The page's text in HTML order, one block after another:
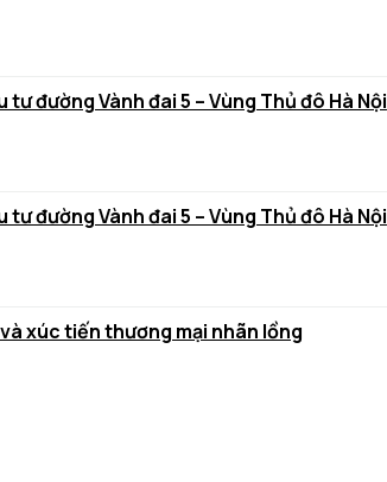
tư đường Vành đai 5 – Vùng Thủ đô Hà Nội
tư đường Vành đai 5 – Vùng Thủ đô Hà Nội
xúc tiến thương mại nhãn lồng